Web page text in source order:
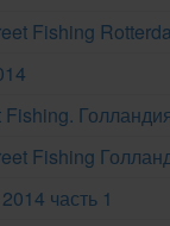
Fishing
Fishing
часть 1